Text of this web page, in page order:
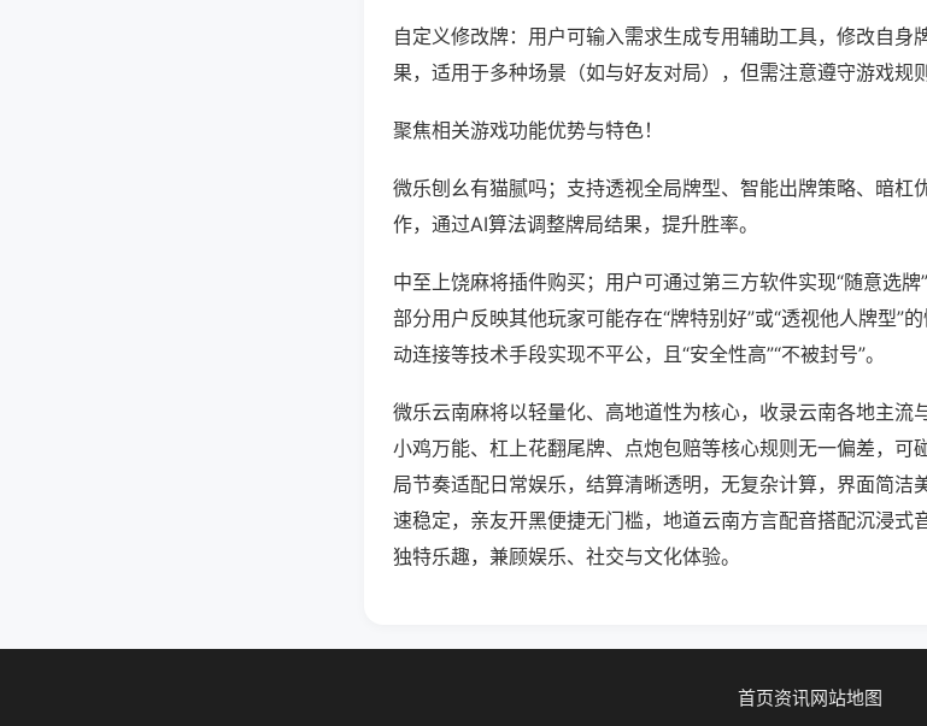
自定义修改牌：用户可输入需求生成专用辅助工具，修改自身
果，适用于多种场景（如与好友对局），但需注意遵守游戏规
聚焦相关游戏功能优势与特色！
微乐刨幺有猫腻吗；支持透视全局牌型、智能出牌策略、暗杠
作，通过AI算法调整牌局结果，提升胜率。
中至上饶麻将插件购买；用户可通过第三方软件实现“随意选牌
部分用户反映其他玩家可能存在“牌特别好”或“透视他人牌型”
动连接等技术手段实现不平公，且“安全性高”“不被封号”。
微乐云南麻将以轻量化、高地道性为核心，收录云南各地主流
小鸡万能、杠上花翻尾牌、点炮包赔等核心规则无一偏差，可
局节奏适配日常娱乐，结算清晰透明，无复杂计算，界面简洁
速稳定，亲友开黑便捷无门槛，地道云南方言配音搭配沉浸式
独特乐趣，兼顾娱乐、社交与文化体验。
首页资讯网站地图